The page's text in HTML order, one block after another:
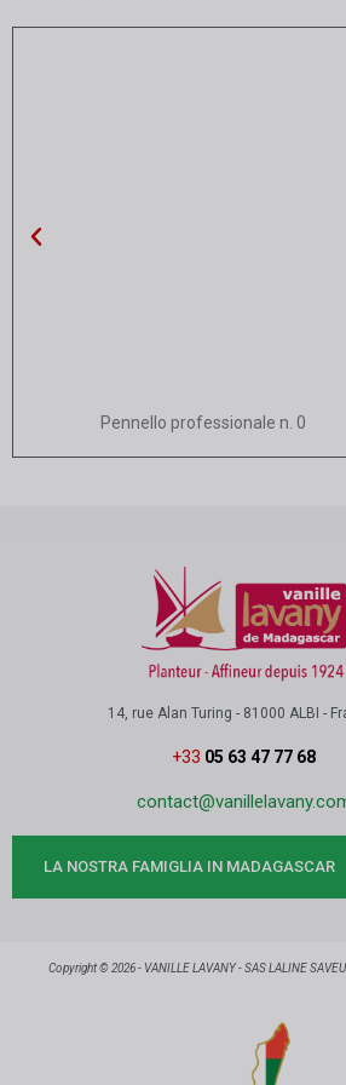
Vista rapida
Pennello professionale n. 0
14, rue Alan Turing - 81000 ALBI -
+33 05 63 47 77 68
LA NOSTRA FAMIGLIA IN MADAGASCAR
Copyright © 2026 - VANILLE LAVANY - SAS LALINE